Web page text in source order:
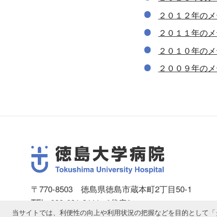
当サイトでは、利便性の向上や利用状況の把握などを目的として
２０１２年の
２０１１年の
２０１０年の
２００９年の
〒770-8503 徳島県徳島市蔵本町2丁目50-1
TEL: 088-631-3111 ［代表］